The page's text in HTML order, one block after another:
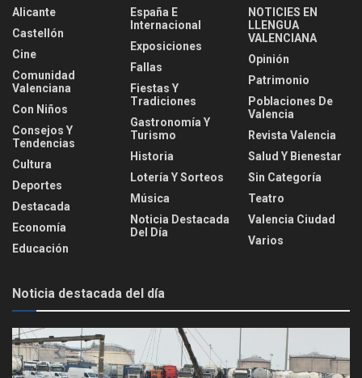
Alicante
Castellón
Cine
Comunidad
Valenciana
Con Niños
Consejos Y
Tendencias
Cultura
Deportes
Destacada
Economía
Educación
España E
Internacional
Exposiciones
Fallas
Fiestas Y
Tradiciones
Gastronomía Y
Turismo
Historia
Lotería Y Sorteos
Música
Noticia Destacada
Del Día
NOTICIES EN
LLENGUA
VALENCIANA
Opinión
Patrimonio
Poblaciones De
Valencia
Revista Valencia
Salud Y Bienestar
Sin Categoría
Teatro
Valencia Ciudad
Varios
Noticia destacada del día